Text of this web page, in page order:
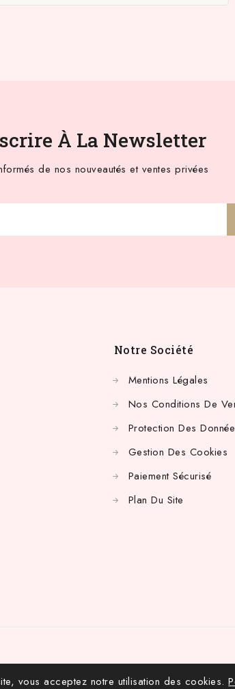
À La Newsletter
de nos nouveautés et ventes privées
Notre Société
Mentions Légales
Nos Conditions De
Protection Des
Gestion Des Cookies
Paiement Sécurisé
Plan Du Site
vous acceptez notre utilisation des cookies.